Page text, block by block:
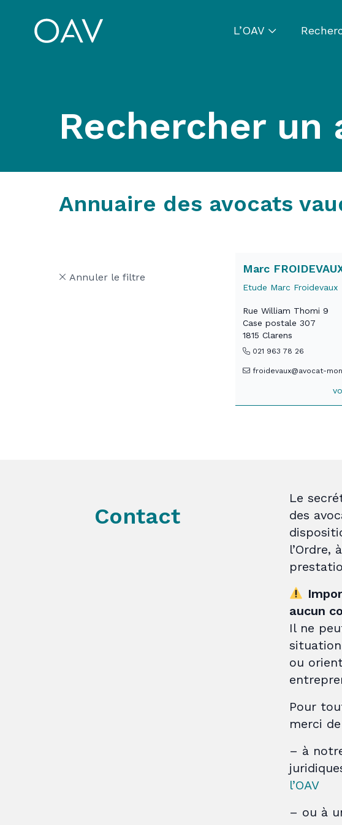
L’OAV
Rechercher un
Annuaire des avocats
Annuler le filtre
Marc
Etude Marc Froidevaux
Rue William Thomi 9
Case postale 307
1815 Clarens
021 963 78 26
froidevaux@avocat-
Contact
Le
des
l’Ordre,
aucun
Il ne
ou
Pour
merci
– à
l’OAV
– ou à